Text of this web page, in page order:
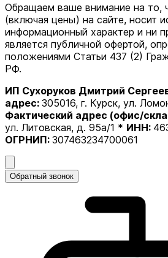
Обращаем ваше внимание на то,
(включая цены) на сайте, носит
информационный характер и ни
является публичной офертой,
положениями Статьи 437 (2)
РФ.
ИП Сухоруков Дмитрий
адрес: 305016, г. Курск, ул.
Фактический адрес (офис/
ул. Литовская, д. 95а/1 * ИНН:
ОГРНИП: 307463234700061
Обратный звонок